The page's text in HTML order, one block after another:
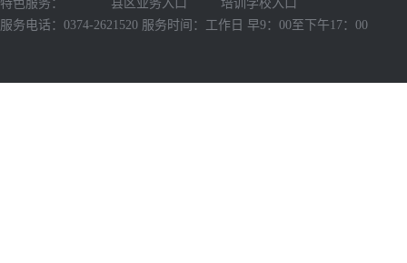
特色服务：
县区业务入口
培训学校入口
服务电话：0374-2621520 服务时间：工作日 早9：00至下午17：00